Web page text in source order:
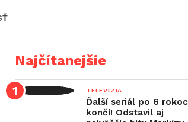
Najčítanejšie
TELEVÍZIA
Ďalší seriál po 6
končí! Odstavil aj